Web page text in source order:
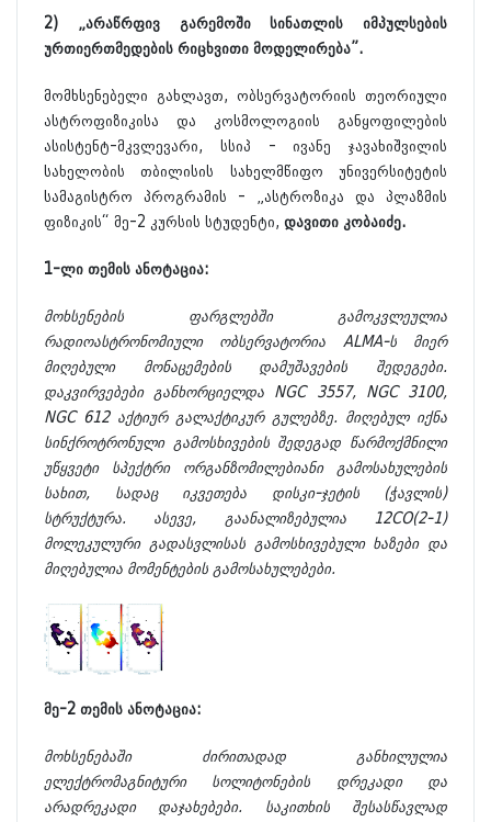
2) „არაწრფივ გარემოში სინათლის იმპულსების
ურთიერთმედების რიცხვითი მოდელირება”.
მომხსენებელი გახლავთ, ობსერვატორიის თეორიული
ასტროფიზიკისა და კოსმოლოგიის განყოფილების
ასისტენტ-მკვლევარი, სსიპ - ივანე ჯავახიშვილის
სახელობის თბილისის სახელმწიფო უნივერსიტეტის
სამაგისტრო პროგრამის - „ასტროზიკა და პლაზმის
ფიზიკის“ მე-2 კურსის სტუდენტი, დავითი კობაიძე.
1-ლი თემის ანოტაცია:
მოხსენების ფარგლებში გამოკვლეულია
რადიოასტრონომიული ობსერვატორია ALMA-ს მიერ
მიღებული მონაცემების დამუშავების შედეგები.
დაკვირვებები განხორციელდა NGC 3557, NGC 3100,
NGC 612 აქტიურ გალაქტიკურ გულებზე. მიღებულ იქნა
სინქროტრონული გამოსხივების შედეგად წარმოქმნილი
უწყვეტი სპექტრი ორგანზომილებიანი გამოსახულების
სახით, სადაც იკვეთება დისკი-ჯეტის (ჭავლის)
სტრუქტურა. ასევე, გაანალიზებულია 12CO(2-1)
მოლეკულური გადასვლისას გამოსხივებული ხაზები და
მიღებულია მომენტების გამოსახულებები.
მე-2 თემის ანოტაცია:
მოხსენებაში ძირითადად განხილულია
ელექტრომაგნიტური სოლიტონების დრეკადი და
არადრეკადი დაჯახებები. საკითხის შესასწავლად